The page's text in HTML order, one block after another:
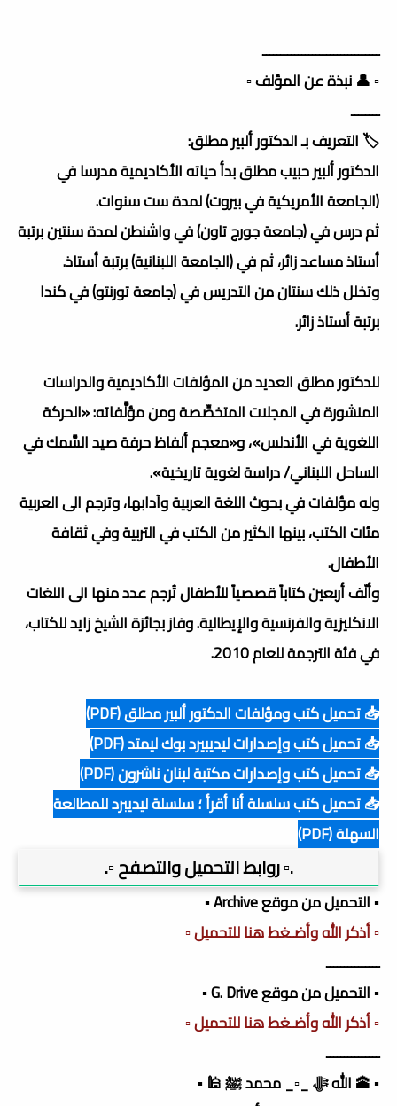
ـــــــــــــــــــــــــــــــــ
▫️ 👤 نبذة عن المؤلف ▫️
ــــــــ
🏷️ التعريف بـ الدكتور ألبير مطلق:
الدكتور ألبير حبيب مطلق بدأ حياته الأكاديمية مدرسا في
(الجامعة الأمريكية في بيروت) لمدة ست سنوات.
ثم درس في (جامعة جورج تاون) في واشنطن لمدة سنتين برتبة
أستاذ مساعد زائر، ثم في (الجامعة اللبنانية) برتبة أستاذ.
وتخلل ذلك سنتان من التدريس في (جامعة تورنتو) في كندا
برتبة أستاذ زائر.
للدكتور مطلق العديد من المؤلفات الأكاديمية والدراسات
المنشورة في المجلات المتخصِّصة ومن مؤلَّفاته: «الحركة
اللغوية في الأندلس»، و«معجم ألفاظ حرفة صيد السَّمك في
الساحل اللبناني/ دراسة لغوية تاريخية».
وله مؤلفات في بحوث اللغة العربية وآدابها، وترجم الى العربية
مئات الكتب، بينها الكثير من الكتب في التربية وفي ثقافة
الأطفال.
وألّف أربعين كتاباً قصصياً للأطفال تُرجم عدد منها الى اللغات
الانكليزية والفرنسية والإيطالية. وفاز بجائزة الشيخ زايد للكتاب،
في فئة الترجمة للعام 2010.
📥 تحميل كتب ومؤلفات الدكتور ألبير مطلق (PDF)
📥 تحميل كتب وإصدارات ليديبيرد بوك ليمتد (PDF)
📥 تحميل كتب وإصدارات مكتبة لبنان ناشرون (PDF)
📥 تحميل كتب سلسلة أنا أقرأ ؛ سلسلة ليديبرد للمطالعة
السهلة (PDF)
.▫️ روابط التحميل والتصفح ▫️.
▪️ التحميل من موقع Archive ▪️
▫️ أذكر الله وأضـغط هنا للتحميل ▫️
ـــــــــــــــ
▪️ التحميل من موقع G. Drive ▪️
▫️ أذكر الله وأضـغط هنا للتحميل ▫️
ـــــــــــــــ
▪️ 🕋 الله ﷻ _▫️_ محمد ﷺ 🕌 ▪️